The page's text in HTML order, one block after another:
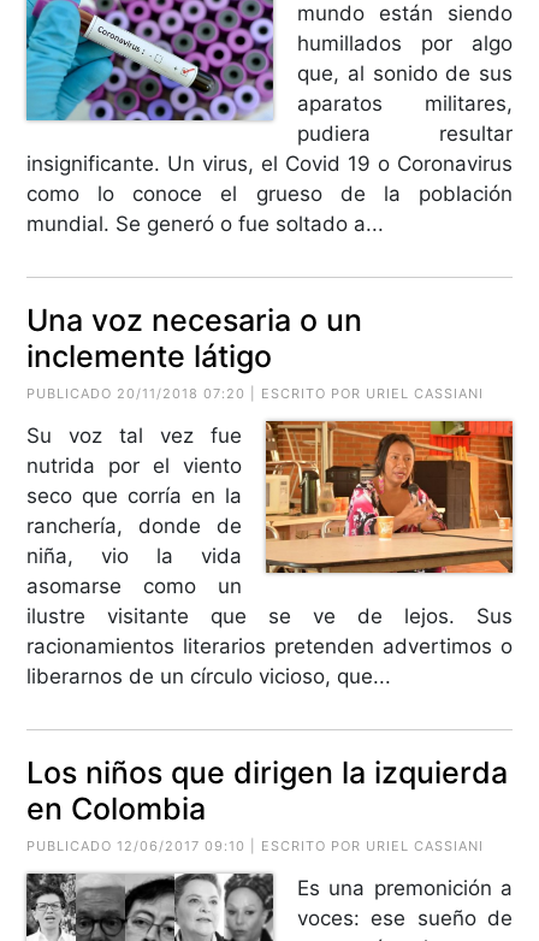
mundo están siendo
humillados por algo
que, al sonido de sus
aparatos militares,
pudiera resultar
insignificante. Un virus, el Covid 19 o Coronavirus
como lo conoce el grueso de la población
mundial. Se generó o fue soltado a...
Una voz necesaria o un
inclemente látigo
PUBLICADO 20/11/2018 07:20 | ESCRITO POR URIEL CASSIANI
Su voz tal vez fue
nutrida por el viento
seco que corría en la
ranchería, donde de
niña, vio la vida
asomarse como un
ilustre visitante que se ve de lejos. Sus
racionamientos literarios pretenden advertimos o
liberarnos de un círculo vicioso, que...
Los niños que dirigen la izquierda
en Colombia
PUBLICADO 12/06/2017 09:10 | ESCRITO POR URIEL CASSIANI
Es una premonición a
voces: ese sueño de